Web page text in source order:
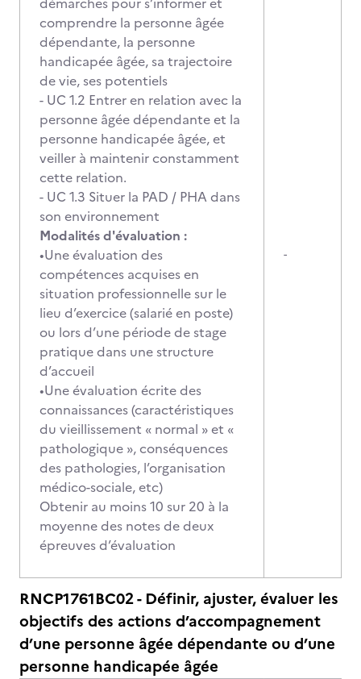
comprendre la personne âgée
dépendante, la personne
handicapée âgée, sa trajectoire
de vie, ses potentiels
- UC 1.2 Entrer en relation avec la
personne âgée dépendante et la
personne handicapée âgée, et
veiller à maintenir constamment
cette relation.
- UC 1.3 Situer la PAD / PHA dans
son environnement
Modalités d'évaluation :
•Une évaluation des
compétences acquises en
situation professionnelle sur le
lieu d’exercice (salarié en poste)
ou lors d’une période de stage
pratique dans une structure
d’accueil
•Une évaluation écrite des
connaissances (caractéristiques
du vieillissement « normal » et «
pathologique », conséquences
des pathologies, l’organisation
médico-sociale, etc)
Obtenir au moins 10 sur 20 à la
moyenne des notes de deux
épreuves d’évaluation
-
RNCP1761BC02 - Définir, ajuster, évaluer les
objectifs des actions d’accompagnement
d’une personne âgée dépendante ou d’une
personne handicapée âgée